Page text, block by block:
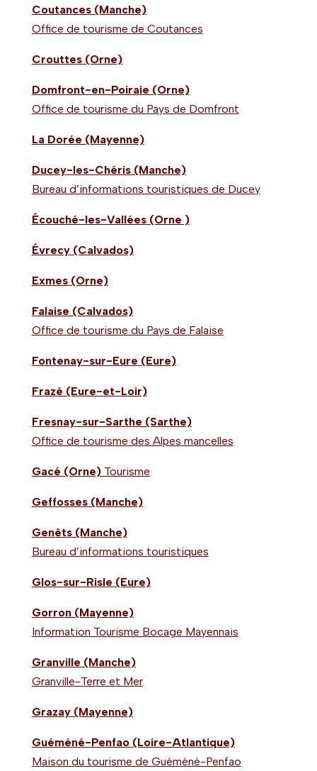
Coutances (Manche)
Office de tourisme de Coutances
Crouttes (Orne)
Domfront-en-Poiraie (Orne)
Office de tourisme du Pays de Domfront
La Dorée (Mayenne)
Ducey-les-Chéris (Manche)
Bureau d’informations touristiques de Ducey
Écouché-les-Vallées (Orne )
Évrecy (Calvados)
Exmes (Orne)
Falaise (Calvados)
Office de tourisme du Pays de Falaise
Fontenay-sur-Eure (Eure)
Frazé (Eure-et-Loir)
Fresnay-sur-Sarthe (Sarthe)
Office de tourisme des Alpes mancelles
Gacé (Orne) Tourisme
Geffosses (Manche)
Genêts (Manche)
Bureau d’informations touristiques
Glos-sur-Risle (Eure)
Gorron (Mayenne)
Information Tourisme Bocage Mayennais
Granville (Manche)
Granville-Terre et Mer
Grazay (Mayenne)
Guéméné-Penfao (Loire-Atlantique)
Maison du tourisme de Guéméné-Penfao